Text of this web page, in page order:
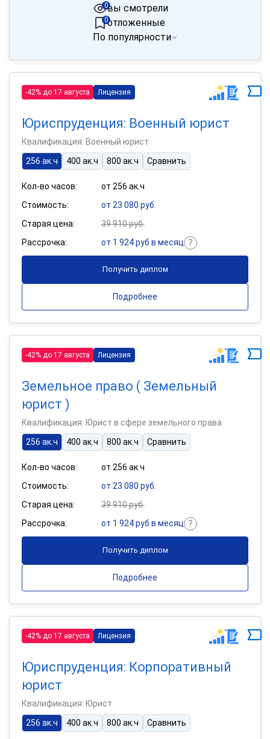
вы смотрели
0
отложенные
0
По популярности
-42% до 17 августа Лицензия
Юриспруденция: Военный юрист
Квалификация: Военный юрист
256 ак.ч
400 ак.ч 800 ак.ч Сравнить
Кол-во часов:
от 256 ак.ч
Стоимость:
от 23 080 руб.
Старая цена:
39 910 руб.
Рассрочка:
от 1 924 руб в месяц
Получить диплом
Подробнее
-42% до 17 августа Лицензия
Земельное право ( Земельный
юрист )
Квалификация: Юрист в сфере земельного права
256 ак.ч
400 ак.ч 800 ак.ч Сравнить
Кол-во часов:
от 256 ак.ч
Стоимость:
от 23 080 руб.
Старая цена:
39 910 руб.
Рассрочка:
от 1 924 руб в месяц
Получить диплом
Подробнее
-42% до 17 августа Лицензия
Юриспруденция: Корпоративный
юрист
Квалификация: Юрист
256 ак.ч
400 ак.ч 800 ак.ч Сравнить